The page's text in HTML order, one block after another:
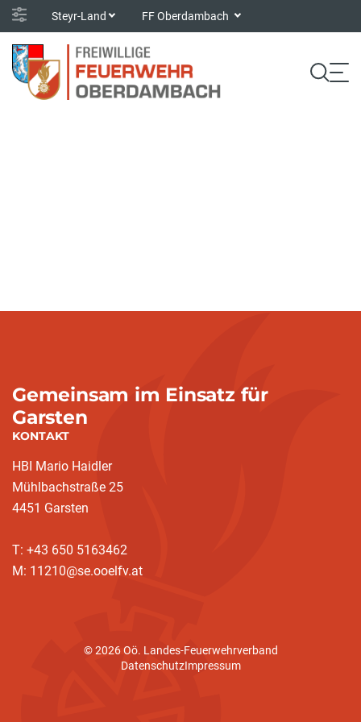
Steyr-Land FF Oberdambach
Gemeinsam im Einsatz für
Garsten
KONTAKT
HBI Mario Haidler
Mühlbachstraße 25
4451 Garsten
T: +43 650 5163462
M: 11210@se.ooelfv.at
© 2026 Oö. Landes-Feuerwehrverband
DatenschutzImpressum